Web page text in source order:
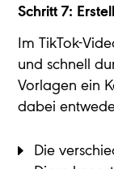
Schritt 7:
Im TikTok-
und schnell
Vorlagen ein
dabei
Die